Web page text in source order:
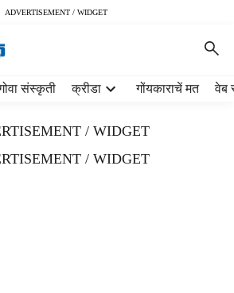
ADVERTISEMENT / WIDGET
संस्कृती क्रीडा गोंयकाराचें मत वेब
/ WIDGET
/ WIDGET